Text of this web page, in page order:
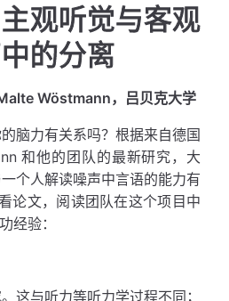
观听觉与客观
的分离
Wöstmann，吕贝克大学
脑力有关系吗？根据来自德国
和他的团队的最新研究，大
个人解读噪声中言语的能力有
论文，阅读团队在这个项目中
经验：
这与听力等听力学过程不同；